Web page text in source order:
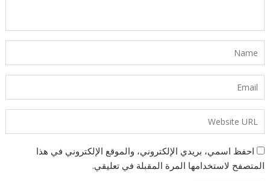
احفظ اسمي، بريدي الإلكتروني، والموقع الإلكتروني في هذا
المتصفح لاستخدامها المرة المقبلة في تعليقي.